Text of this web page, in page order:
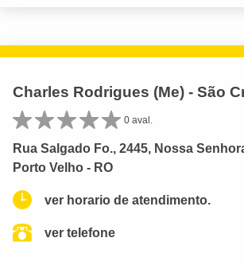
Charles Rodrigues (Me) - São
0 aval.
Rua Salgado Fo., 2445, Nossa
Porto Velho - RO
ver horario de atendimento.
ver telefone